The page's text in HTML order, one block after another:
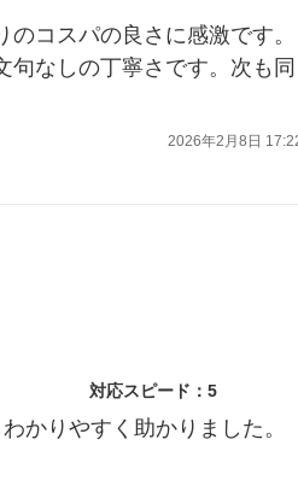
コスパの良さに感激です。
句なしの丁寧さです。次も同
2026年2月8日
対応スピード：5
かりやすく助かりました。